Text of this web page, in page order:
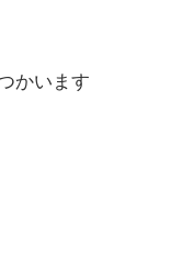
かいます